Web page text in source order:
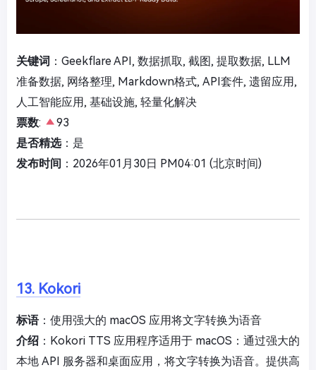
关键词 ：Geekflare API, 数据抓取, 截图, 提取数据, LLM
准备数据, 网络整理, Markdown格式, API套件, 遗留应用,
人工智能应用, 基础设施, 轻量化解决
票数:
93
是否精选：是
发布时间 ：2026年01月30日 PM04:01 (北京时间)
13. Kokori
标语：使用强大的 macOS 应用将文字转换为语音
介绍 ：Kokori TTS 应用程序适用于 macOS：通过强大的
本地 API 服务器和桌面应用，将文字转换为语音。提供高